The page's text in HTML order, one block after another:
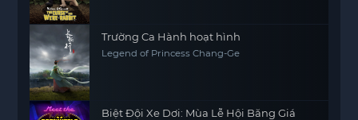
Trường Ca Hành hoạt hình
Legend of Princess Chang-Ge
Biệt Đội Xe Dơi: Mùa Lễ Hội Băng Giá